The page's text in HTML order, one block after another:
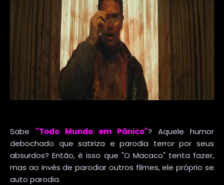
Sabe "Todo Mundo em Pânico"? Aquele humor
debochado que satiriza e parodia terror por seus
absurdos? Então, é isso que "O Macaco" tenta fazer,
mas ao invés de parodiar outros filmes, ele próprio se
auto parodia.